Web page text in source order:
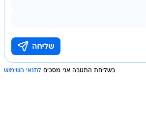
בשליחת התגובה אני מסכים לתנאי השימוש